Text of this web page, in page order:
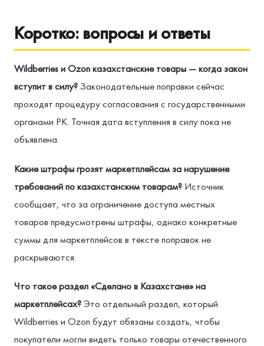
Коротко: вопросы и ответы
Wildberries и Ozon казахстанские товары — когда закон
вступит в силу?Законодательные поправки сейчас
проходят процедуру согласования с государственными
органами РК. Точная дата вступления в силу пока не
объявлена.
Какие штрафы грозят маркетплейсам за нарушение
требований по казахстанским товарам? Источник
сообщает, что за ограничение доступа местных
товаров предусмотрены штрафы, однако конкретные
суммы для маркетплейсов в тексте поправок не
раскрываются.
Что такое раздел «Сделано в Казахстане» на
маркетплейсах?Это отдельный раздел, который
Wildberries и Ozon будут обязаны создать, чтобы
покупатели могли видеть только товары отечественного